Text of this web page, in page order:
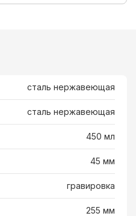
сталь нержавеющая
сталь нержавеющая
450 мл
45 мм
гравировка
255 мм